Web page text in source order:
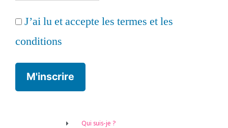
J’ai lu et accepte les termes et les
conditions
Qui suis-je ?